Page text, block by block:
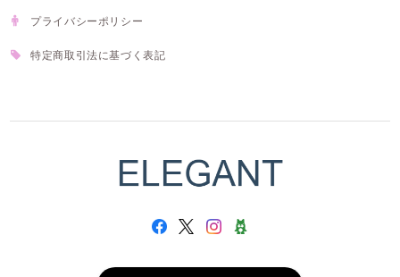
プライバシーポリシー
特定商取引法に基づく表記